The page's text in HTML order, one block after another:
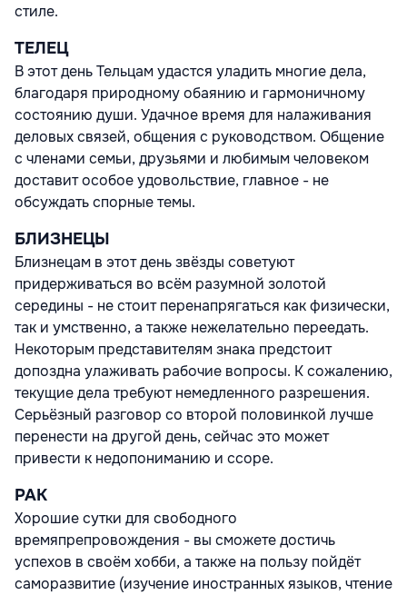
стиле.
ТЕЛЕЦ
В этот день Тельцам удастся уладить многие дела,
благодаря природному обаянию и гармоничному
состоянию души. Удачное время для налаживания
деловых связей, общения с руководством. Общение
с членами семьи, друзьями и любимым человеком
доставит особое удовольствие, главное - не
обсуждать спорные темы.
БЛИЗНЕЦЫ
Близнецам в этот день звёзды советуют
придерживаться во всём разумной золотой
середины - не стоит перенапрягаться как физически,
так и умственно, а также нежелательно переедать.
Некоторым представителям знака предстоит
допоздна улаживать рабочие вопросы. К сожалению,
текущие дела требуют немедленного разрешения.
Серьёзный разговор со второй половинкой лучше
перенести на другой день, сейчас это может
привести к недопониманию и ссоре.
РАК
Хорошие сутки для свободного
времяпрепровождения - вы сможете достичь
успехов в своём хобби, а также на пользу пойдёт
саморазвитие (изучение иностранных языков, чтение